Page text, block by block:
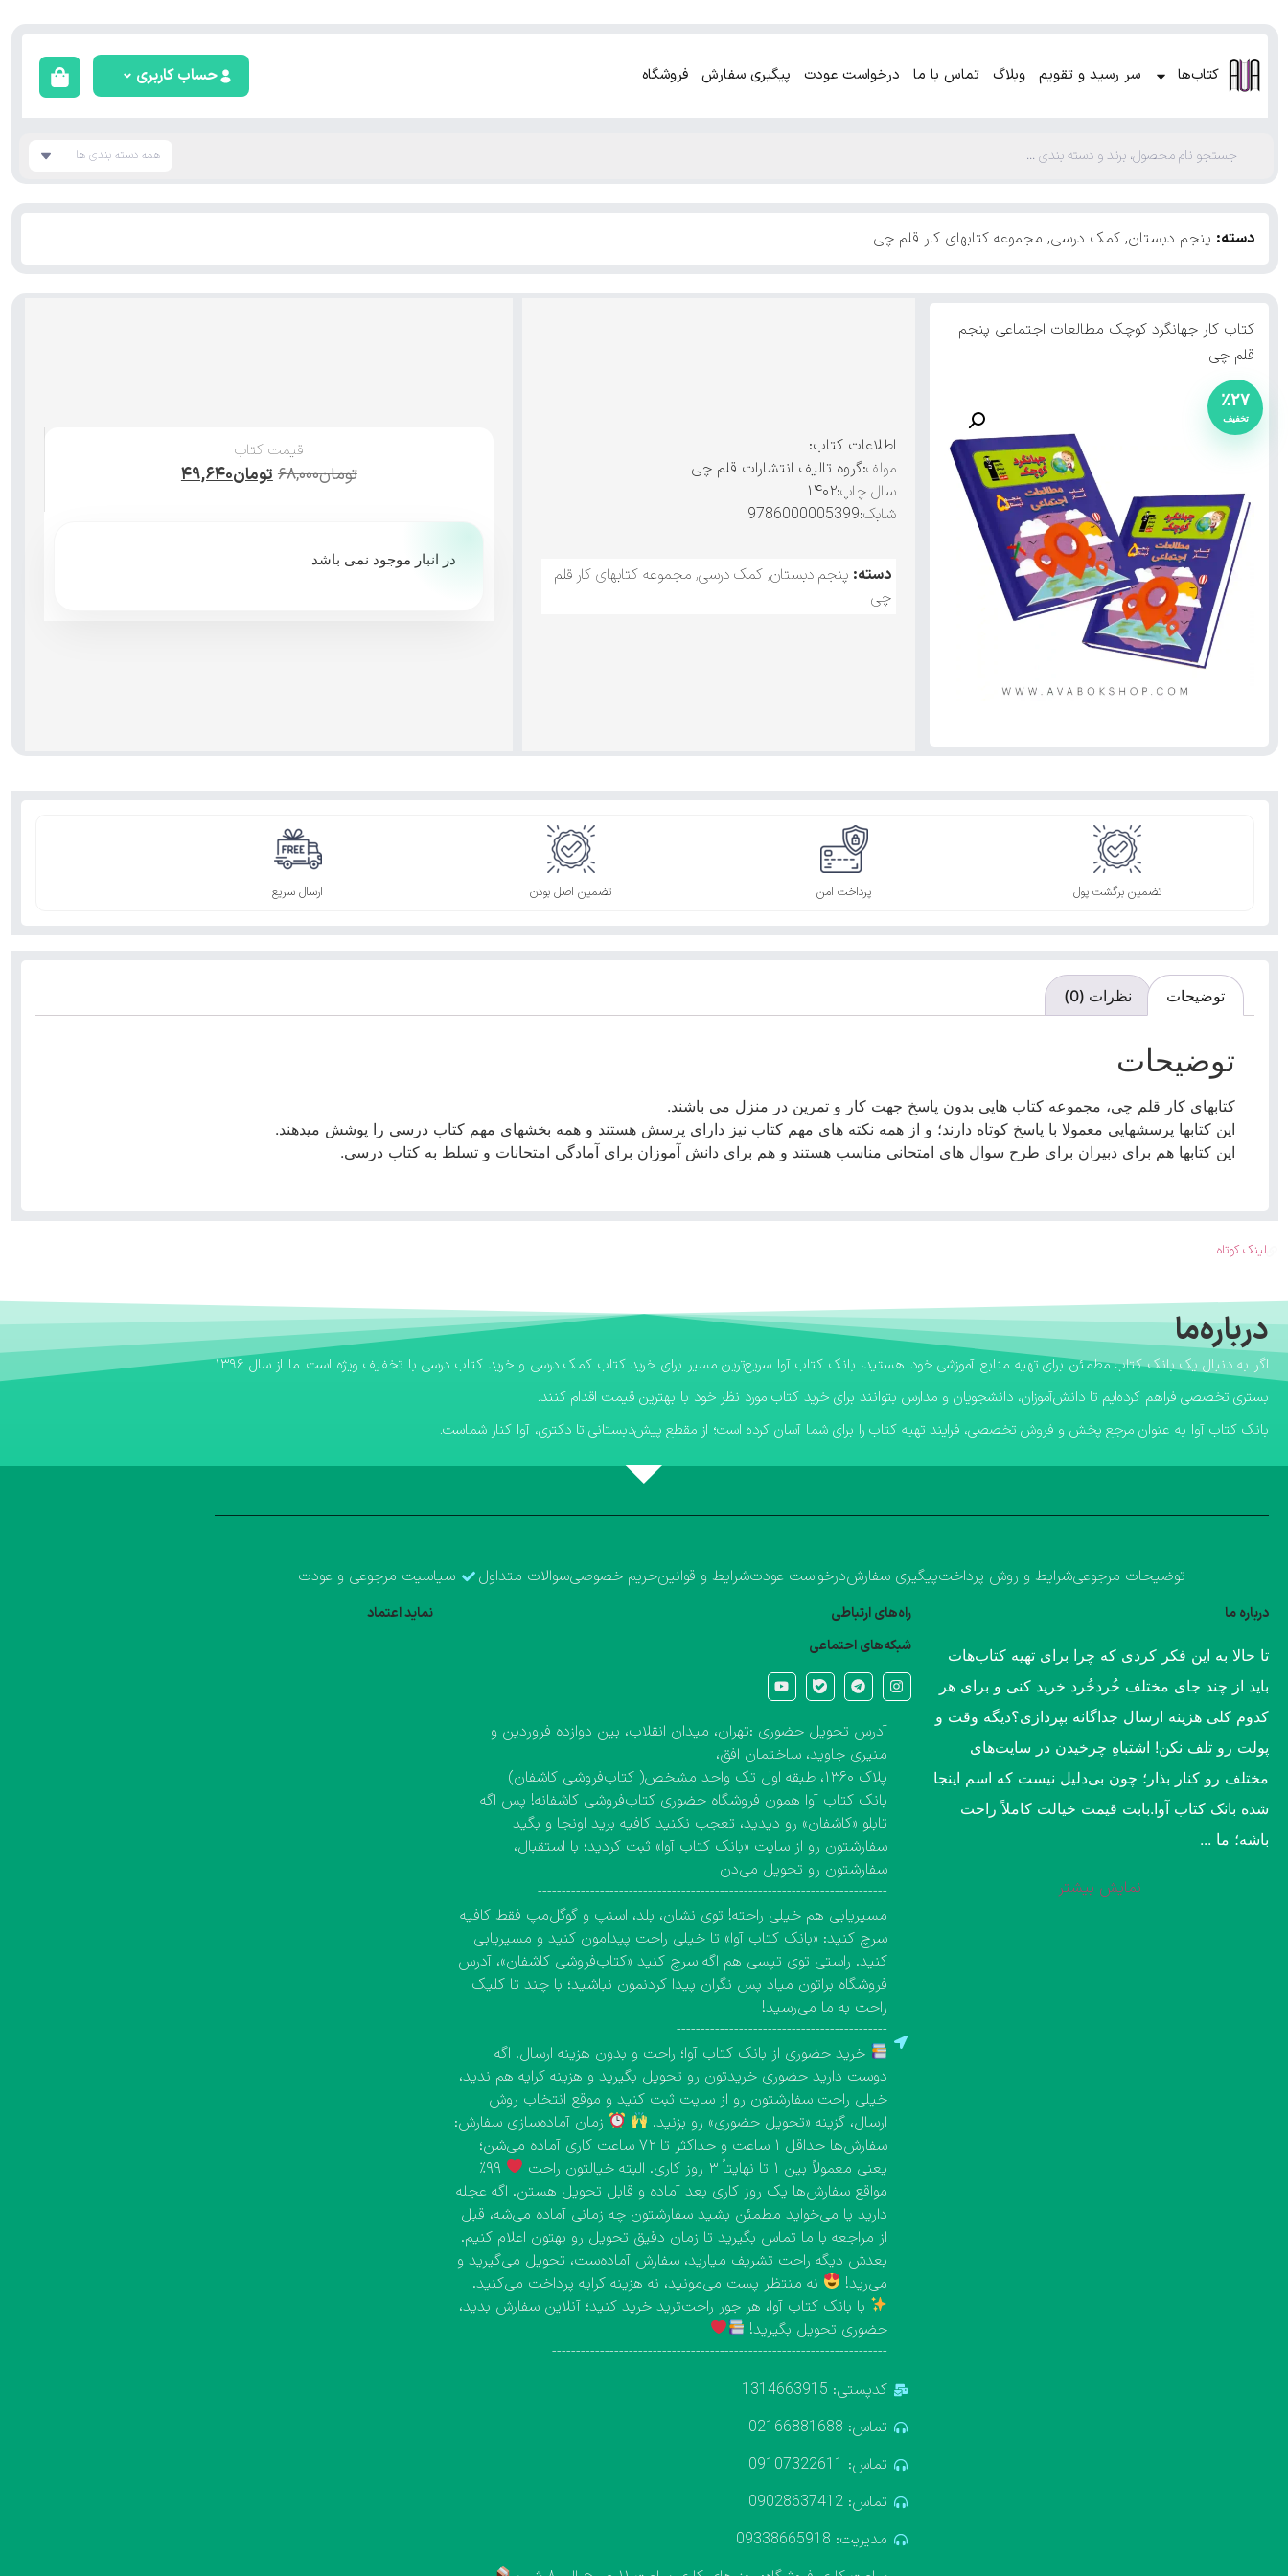
کتاب‌ها سر رسید و تقویم وبلاگ تماس با ما درخواست عودت پیگیری سفارش فروشگاه حساب کاربری
همه دسته بندی ها
دسته: پنجم دبستان, کمک درسی, مجموعه کتابهای کار قلم چی
کتاب کار جهانگرد کوچک مطالعات اجتماعی پنجم
قلم چی
٪۲۷
اطلاعات کتاب:
مولف:گروه تالیف انتشارات قلم چی
سال چاپ:۱۴۰۲
شابک:9786000005399
دسته: پنجم دبستان, کمک درسی, مجموعه کتابهای کار قلم
چی
قیمت کتاب
تومان۶۸,۰۰۰تومان۴۹,۶۴۰
در انبار موجود نمی باشد
تضمین برگشت پول پرداخت امن تضمین اصل بودن ارسال سریع
توضیحات نظرات (0)
توضیحات
کتابهای کار قلم چی، مجموعه کتاب هایی بدون پاسخ جهت کار و تمرین در منزل می باشند.
این کتابها پرسشهایی معمولا با پاسخ کوتاه دارند؛ و از همه نکته های مهم کتاب نیز دارای پرسش هستند و همه بخشهای مهم کتاب درسی را پوشش میدهند.
این کتابها هم برای دبیران برای طرح سوال های امتحانی مناسب هستند و هم برای دانش آموزان برای آمادگی امتحانات و تسلط به کتاب درسی.
لینک کوتاه
درباره‌ما
اگر به دنبال یک بانک کتاب مطمئن برای تهیه منابع آموزشی خود هستید، بانک کتاب آوا سریع‌ترین مسیر برای خرید کتاب کمک درسی و خرید کتاب درسی با تخفیف ویژه است. ما از سال ۱۳۹۶
بستری تخصصی فراهم کرده‌ایم تا دانش‌آموزان، دانشجویان و مدارس بتوانند برای خرید کتاب مورد نظر خود با بهترین قیمت اقدام کنند.
​بانک کتاب آوا به عنوان مرجع پخش و فروش تخصصی، فرایند تهیه کتاب را برای شما آسان کرده است؛ از مقطع پیش‌دبستانی تا دکتری، آوا کنار شماست.
توضیحات مرجوعیشرایط و روش پرداختپیگیری سفارشدرخواست عودتشرایط و قوانینحریم خصوصیسوالات متداول سیاسیت مرجوعی و عودت
درباره ما
​تا حالا به این فکر کردی که چرا برای تهیه کتاب‌هات
باید از چند جای مختلف خُردخُرد خرید کنی و برای هر
کدوم کلی هزینه ارسال جداگانه بپردازی؟​دیگه وقت و
پولت رو تلف نکن! اشتباهِ چرخیدن در سایت‌های
مختلف رو کنار بذار؛ چون بی‌دلیل نیست که اسم اینجا
شده بانک کتاب آوا.​بابت قیمت خیالت کاملاً راحت
باشه؛ ما ...
نمایش بیشتر
راه‌های ارتباطی
شبکه‌های احتماعی
آدرس تحویل حضوری :تهران، میدان انقلاب، بین دوازده فروردین و
منیری جاوید، ساختمان افق،
پلاک ۱۳۶۰، طبقه اول تک واحد مشخص( کتاب‌فروشی کاشفان)
بانک کتاب آوا همون فروشگاه حضوری کتاب‌فروشی کاشفانه! پس اگه
تابلو «کاشفان» رو دیدید، تعجب نکنید کافیه برید اونجا و بگید
سفارشتون رو از سایت «بانک کتاب آوا» ثبت کردید؛ با استقبال،
سفارشتون رو تحویل می‌دن
-------------------------------------------------------------------------
مسیریابی هم خیلی راحته! توی نشان، بلد، اسنپ و گوگل‌مپ فقط کافیه
سرچ کنید: «بانک کتاب آوا» تا خیلی راحت پیدامون کنید و مسیریابی
کنید. راستی توی تپسی هم اگه سرچ کنید «کتاب‌فروشی کاشفان»، آدرس
فروشگاه براتون میاد پس نگران پیدا کردنمون نباشید؛ با چند تا کلیک
راحت به ما می‌رسید!
--------------------------------------------
خرید حضوری از بانک کتاب آوا؛ راحت و بدون هزینه ارسال! اگه
دوست دارید حضوری خریدتون رو تحویل بگیرید و هزینه کرایه هم ندید،
خیلی راحت سفارشتون رو از سایت ثبت کنید و موقع انتخاب روش
ارسال، گزینه «تحویل حضوری» رو بزنید.
زمان آماده‌سازی سفارش:
سفارش‌ها حداقل ۱ ساعت و حداکثر تا ۷۲ ساعت کاری آماده می‌شن؛
یعنی معمولاً بین ۱ تا نهایتاً ۳ روز کاری. البته خیالتون راحت
۹۹٪
مواقع سفارش‌ها یک روز کاری بعد آماده و قابل تحویل هستن. اگه عجله
دارید یا می‌خواید مطمئن بشید سفارشتون چه زمانی آماده می‌شه، قبل
از مراجعه با ما تماس بگیرید تا زمان دقیق تحویل رو بهتون اعلام کنیم.
بعدش دیگه راحت تشریف میارید، سفارش آماده‌ست، تحویل می‌گیرید و
می‌رید!
نه منتظر پست می‌مونید، نه هزینه کرایه پرداخت می‌کنید.
با بانک کتاب آوا، هر جور راحت‌ترید خرید کنید؛ آنلاین سفارش بدید،
حضوری تحویل بگیرید!
----------------------------------------------------------------------
کدپستی: 1314663915
تماس: 02166881688
تماس: 09107322611
تماس: 09028637412
مدیریت: 09338665918
نماید اعتماد